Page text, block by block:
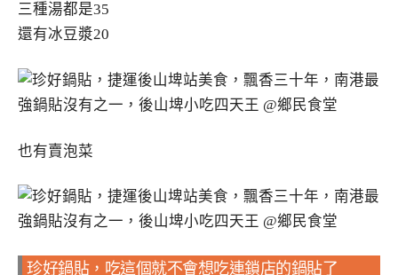
三種湯都是35
還有冰豆漿20
也有賣泡菜
珍好鍋貼，吃這個就不會想吃連鎖店的鍋貼了